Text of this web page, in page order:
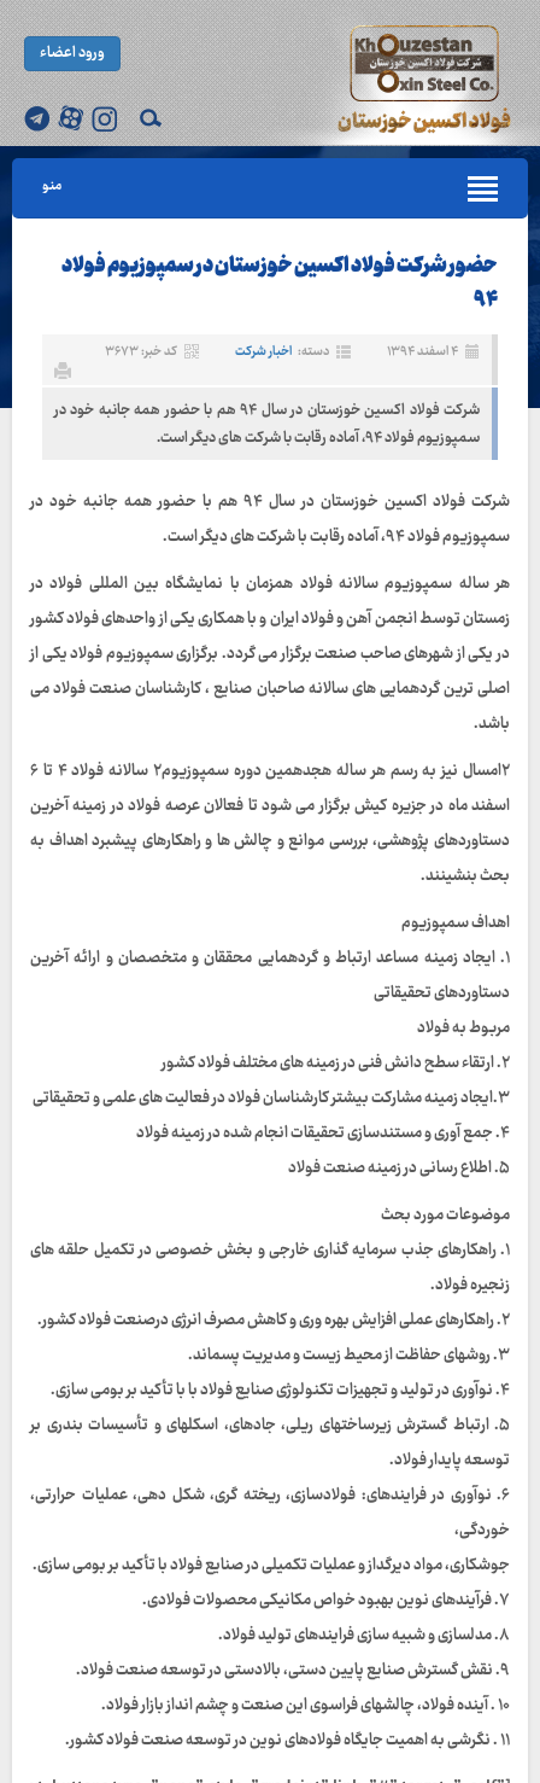
ورود اعضاء
منو
حضور شرکت فولاد اکسین خوزستان در سمپوزیوم فولاد
۹۴
۴ اسفند ۱۳۹۴ دسته: اخبار شرکت کد خبر: ۳۶۷۳
شرکت فولاد اکسین خوزستان در سال ۹۴ هم با حضور همه جانبه خود در
سمپوزیوم فولاد ۹۴، آماده رقابت با شرکت های دیگر است.
شرکت فولاد اکسین خوزستان در سال ۹۴ هم با حضور همه جانبه خود در
سمپوزیوم فولاد ۹۴، آماده رقابت با شرکت های دیگر است.
هر ساله سمپوزیوم سالانه فولاد همزمان با نمایشگاه بین المللی فولاد در
زمستان توسط انجمن آهن و فولاد ایران و با همکاری یکی از واحدهای فولاد کشور
در یکی از شهرهای صاحب صنعت برگزار می گردد. برگزاری سمپوزیوم فولاد یکی از
اصلی ترین گردهمایی های سالانه صاحبان صنایع ، کارشناسان صنعت فولاد می
باشد.
۲امسال نیز به رسم هر ساله هجدهمین دوره سمپوزیوم۲ سالانه فولاد ۴ تا ۶
اسفند ماه در جزیره کیش برگزار می شود تا فعالان عرصه فولاد در زمینه آخرین
دستاوردهای پژوهشی، بررسی موانع و چالش ها و راهکارهای پیشبرد اهداف به
بحث بنشینند.
اهداف سمپوزیوم
۱. ایجاد زمینه مساعد ارتباط و گردهمایی محققان و متخصصان و ارائه آخرین
دستاوردهای تحقیقاتی
مربوط به فولاد
۲. ارتقاء سطح دانش فنی در زمینه های مختلف فولاد کشور
۳.ایجاد زمینه مشارکت بیشتر کارشناسان فولاد در فعالیت های علمی و تحقیقاتی
۴. جمع آوری و مستندسازی تحقیقات انجام شده در زمینه فولاد
۵. اطلاع رسانی در زمینه صنعت فولاد
موضوعات مورد بحث
۱. راهکارهای جذب سرمایه گذاری خارجی و بخش خصوصی در تکمیل حلقه های
زنجیره فولاد.
۲. راهکارهای عملی افزایش بهره وری و کاهش مصرف انرژی درصنعت فولاد کشور.
۳. روشهای حفاظت از محیط زیست و مدیریت پسماند.
۴. نوآوری در تولید و تجهیزات تکنولوژی صنایع فولاد با با تأکید بر بومی سازی.
۵. ارتباط گسترش زیرساختهای ریلی، جادهای، اسکلهای و تأسیسات بندری بر
توسعه پایدار فولاد.
۶. نوآوری در فرایندهای: فولادسازی، ریخته گری، شکل دهی، عملیات حرارتی،
خوردگی،
جوشکاری، مواد دیرگداز و عملیات تکمیلی در صنایع فولاد با تأکید بر بومی سازی.
۷. فرآیندهای نوین بهبود خواص مکانیکی محصولات فولادی.
۸. مدلسازی و شبیه سازی فرایندهای تولید فولاد.
۹. نقش گسترش صنایع پایین دستی، بالادستی در توسعه صنعت فولاد.
۱۰ . آینده فولاد، چالشهای فراسوی این صنعت و چشم انداز بازار فولاد.
۱۱ . نگرشی به اهمیت جایگاه فولادهای نوین در توسعه صنعت فولاد کشور.